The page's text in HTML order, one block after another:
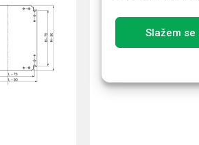
Slažem se